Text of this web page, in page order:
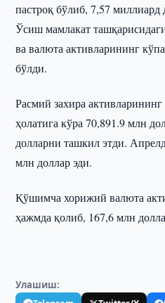
пастроқ бўлиб, 7,57
Ўсиш мамлакат
ва валюта активларининг
бўлди.
Расмий захира
ҳолатига кўра 70,891.9 млн
долларни ташкил этди.
млн доллар эди.
Қўшимча хорижий валюта
ҳажмда қолиб, 167,6 млн
Улашиш: